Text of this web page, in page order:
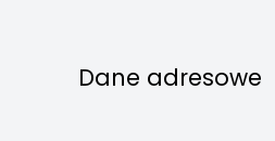
Dane adresowe